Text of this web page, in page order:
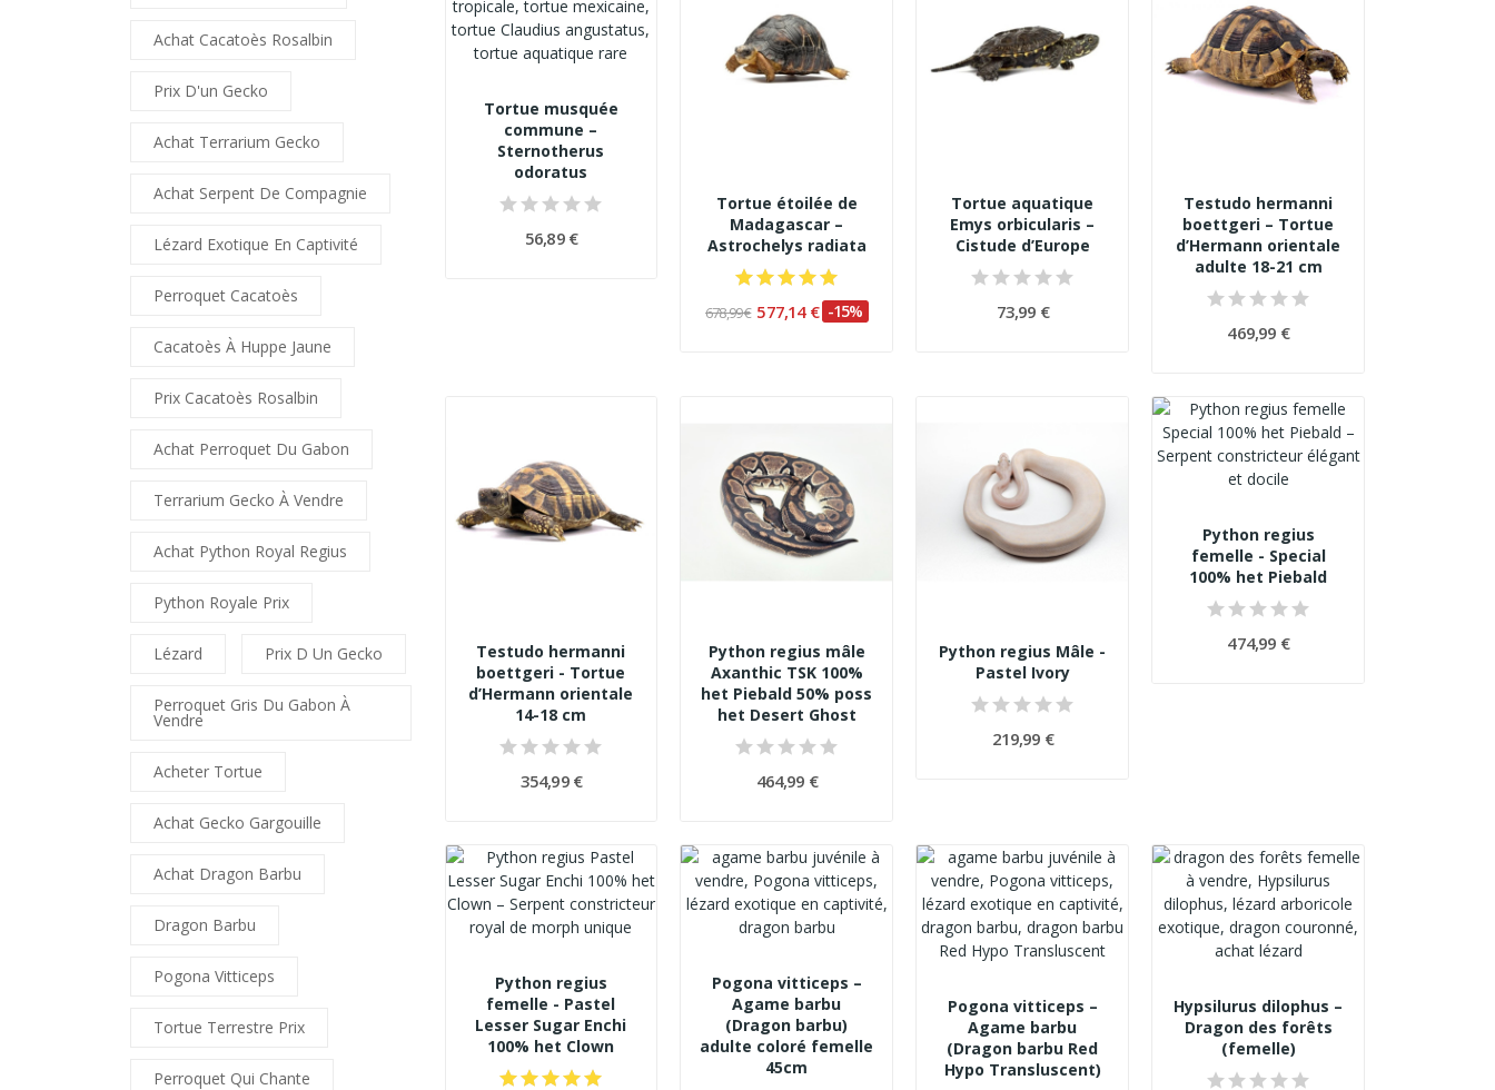
Achat Cacatoès Rosalbin
Prix D'un Gecko
Achat Terrarium Gecko
Achat Serpent De Compagnie
Lézard Exotique En Captivité
Perroquet Cacatoès
Cacatoès À Huppe Jaune
Prix Cacatoès Rosalbin
Achat Perroquet Du Gabon
Terrarium Gecko À Vendre
Achat Python Royal Regius
Python Royale Prix
Lézard Prix D Un Gecko
Perroquet Gris Du Gabon À
Vendre
Acheter Tortue
Achat Gecko Gargouille
Achat Dragon Barbu
Dragon Barbu
Pogona Vitticeps
Tortue Terrestre Prix
Perroquet Qui Chante
Tortue musquée
commune –
Sternotherus
odoratus
56,89 €
Tortue étoilée de
Madagascar –
Astrochelys radiata
678,99 € 577,14 € -15%
Tortue aquatique
Emys orbicularis –
Cistude d’Europe
73,99 €
Testudo hermanni
boettgeri – Tortue
d’Hermann orientale
adulte 18-21 cm
469,99 €
Testudo hermanni
boettgeri - Tortue
d’Hermann orientale
14-18 cm
354,99 €
Python regius mâle
Axanthic TSK 100%
het Piebald 50% poss
het Desert Ghost
464,99 €
Python regius Mâle -
Pastel Ivory
219,99 €
Python regius
femelle - Special
100% het Piebald
474,99 €
Python regius
femelle - Pastel
Lesser Sugar Enchi
100% het Clown
Pogona vitticeps –
Agame barbu
(Dragon barbu)
adulte coloré femelle
45cm
Pogona vitticeps –
Agame barbu
(Dragon barbu Red
Hypo Transluscent)
Hypsilurus dilophus –
Dragon des forêts
(femelle)